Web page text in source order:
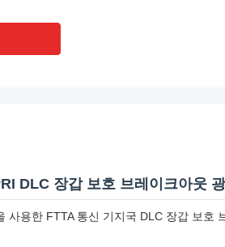
DLC 장갑 보호 브레이크아웃
사용한 FTTA 통신 기지국 DLC 장갑 보호